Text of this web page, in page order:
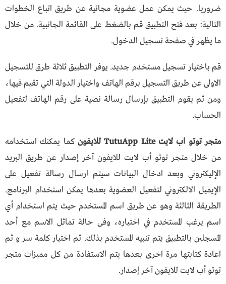
ضروريا. حيث يمكن عمل عضوية مجانية عن طريق اتباع الخطوات
التالية: بعد فتح التطبيق قم بالضغط على القائمة الجانبية. من خلال
ما يظهر في صفحة تسجيل الدخول.
قم باختيار تسجيل مستخدم جديد. يوفر التطبيق ثلاثة طرق للتسجيل
الاولى عن طريق التسجيل برقم الهاتف واختيار الدولة التي تقيم فيها،
ومن ثم يقوم التطبيق بإرسال رسالة نصية على رقم الهاتف لتفعيل
الحساب.
متجر توتو اب لايت TutuApp Lite للايفون
كما يمكنك استخدامه
من خلال متجر توتو أب لايت للايفون آخر إصدار عن طريق البريد
الإليكتروني وبعد ادخال البيانات سيتم ارسال رسالة تفعيل على
الإيميل الالكتروني لتفعيل العضوية بعدها يمكن استخدام البرنامج.
الطريقة الثالثة وهو عن طريق اسم المستخدم حيث يتم استخدام أي
اسم يرغب المستخدم في اختياره، وفى حالة تماثل الاسم مع أحد
المسجلين بالتطبيق يتم تنبيه المستخدم بذلك. ثم اختيار كلمة سر و ثم
اعادة كتابتها مرة اخرى بعدها يتم الاستفادة من كل مميزات متجر
توتو أب لايت للايفون آخر إصدار.